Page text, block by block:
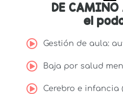
DE CAMINO
el
Gestión de aula:
Baja por salud
Cerebro e infancia